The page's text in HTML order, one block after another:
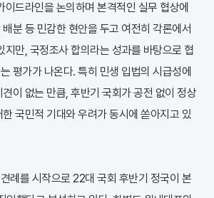
이드라인을 논의하며 본격적인 실무 협상에
분 등 민감한 현안을 두고 여전히 각론에서
지만, 국정조사 합의라는 성과를 바탕으로 협
평가가 나온다. 특히 민생 입법의 시급성에
이 없는 만큼, 후반기 국회가 공전 없이 정상
국민적 기대와 우려가 동시에 쏟아지고 있
례를 시작으로 22대 국회 후반기 정국이 본